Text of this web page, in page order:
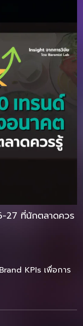
ทั่วโลกมีมูลค่า
ในปี 2566 และ
CAGR ที่ 15%
1,000 พันล้านเ
2573 โดยตลา
อยู่ในทวีปเอเชีย
ตามลำดับ สำหรั
และเกาหลีใต้ เป็
27 ที่นักตลาดควร
KPIs เพื่อการ